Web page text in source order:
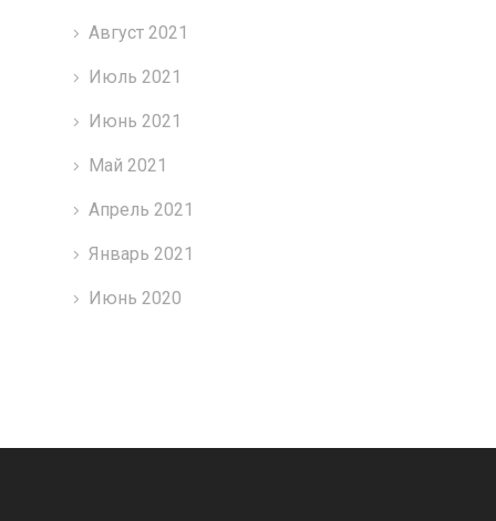
Август 2021
Июль 2021
Июнь 2021
Май 2021
Апрель 2021
Январь 2021
Июнь 2020